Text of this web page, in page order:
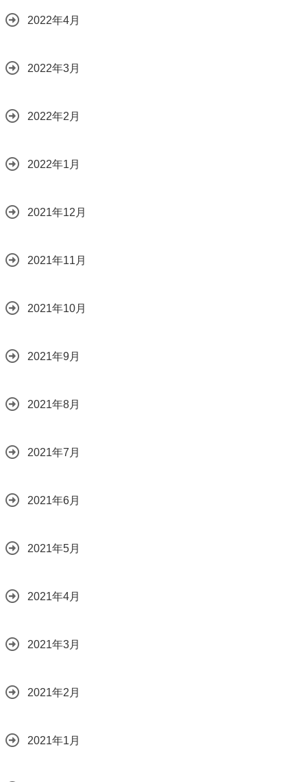
2022年4月
2022年3月
2022年2月
2022年1月
2021年12月
2021年11月
2021年10月
2021年9月
2021年8月
2021年7月
2021年6月
2021年5月
2021年4月
2021年3月
2021年2月
2021年1月